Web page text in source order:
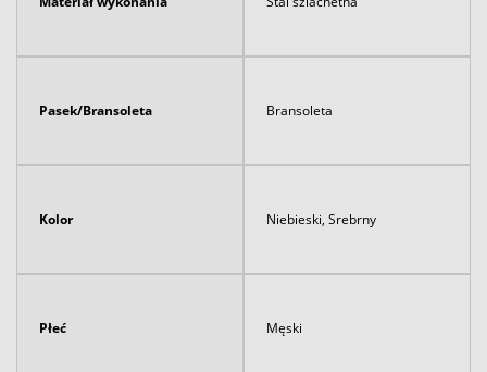
Pasek/Bransoleta Bransoleta
Kolor Niebieski, Srebrny
Płeć Męski